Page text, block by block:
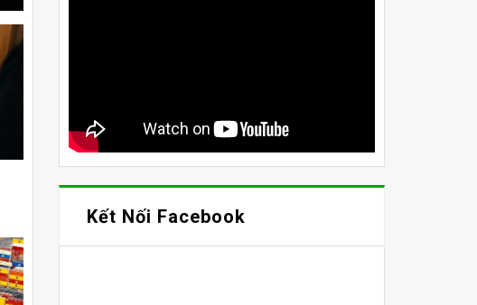
Kết Nối Facebook